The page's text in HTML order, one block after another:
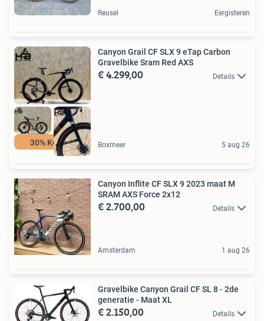
Reusel Eergisteren
30% Korting
Canyon Grail CF SLX 9 eTap Carbon
Gravelbike Sram Red AXS
€ 4.299,00 Details
Boxmeer 5 aug 26
Canyon Inflite CF SLX 9 2023 maat M
SRAM AXS Force 2x12
€ 2.700,00 Details
Amsterdam 1 aug 26
Gravelbike Canyon Grail CF SL 8 - 2de
generatie - Maat XL
€ 2.150,00 Details